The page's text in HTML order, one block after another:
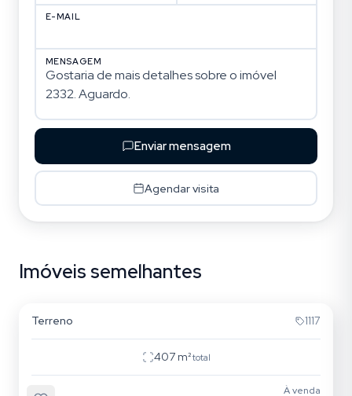
E-MAIL
MENSAGEM
Enviar mensagem
Agendar visita
Imóveis semelhantes
Rio Tavares
Terreno 1117
407m²total
À venda